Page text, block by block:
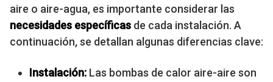
aire o aire-agua, es importante considerar las
necesidades específicas de cada instalación. A
continuación, se detallan algunas diferencias clave:
Instalación: Las bombas de calor aire-aire son